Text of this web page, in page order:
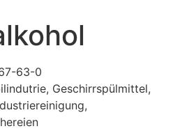
63-0
, Geschirrspülmittel,
,